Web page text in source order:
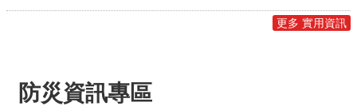
方集章卡，完成臺北限定4站集章任務，
並依活動辦法分享至Instagram，就有機
追星之餘，也能深度探索臺北，留下最
更多 實用資訊
防災資訊專區